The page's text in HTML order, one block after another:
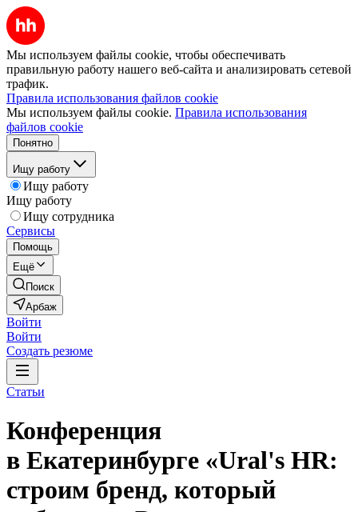
Мы используем файлы cookie, чтобы обеспечивать
правильную работу нашего веб-сайта и анализировать сетевой
трафик.
Правила использования файлов cookie
Мы используем файлы cookie. Правила использования
файлов cookie
Понятно
Ищу работу
Ищу работу
Ищу работу
Ищу сотрудника
Сервисы
Помощь
Ещё
Поиск
Арбаж
Войти
Войти
Создать резюме
Статьи
Конференция
в Екатеринбурге «Ural's HR:
строим бренд, который